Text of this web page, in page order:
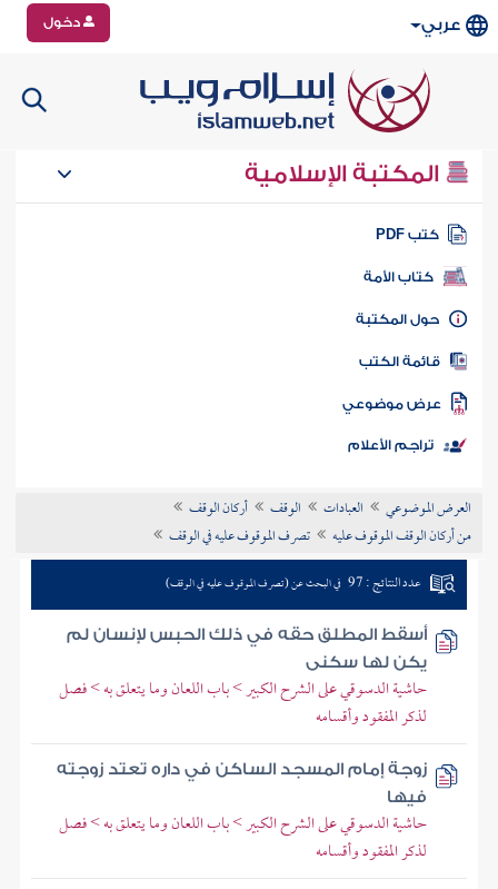
عربي دخول
المكتبة الإسلامية
كتب PDF
كتاب الأمة
المكتبة
الكتب
موضوعي
تراجم الأعلام
العرض الموضوعي العبادات الوقف
أركان الوقف
من أركان الوقف الموقوف عليه
تصرف الموقوف عليه في الوقف
عدد النتائج : 97 في البحث عن (تصرف الموقوف عليه في الوقف)
أسقط المطلق حقه في ذلك الحبس لإنسان لم
يكن لها سكنى
حاشية الدسوقي على الشرح الكبير > باب اللعان وما يتعلق به > فصل
لذكر المفقود وأقسامه
زوجة إمام المسجد الساكن في داره تعتد زوجته
فيها
حاشية الدسوقي على الشرح الكبير > باب اللعان وما يتعلق به > فصل
لذكر المفقود وأقسامه